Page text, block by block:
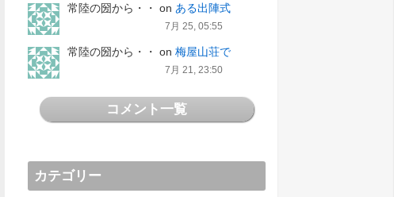
常陸の圀から・・ on ある出陣式
7月 25, 05:55
常陸の圀から・・ on 梅屋山荘で
7月 21, 23:50
コメント一覧
カテゴリー